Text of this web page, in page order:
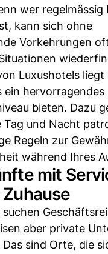
wer regelmässig
kann sich ohne
Vorkehrungen
Luxushotels liegt
ein hervorragendes
bieten. Dazu
Tag und Nacht
Regeln zur
während Ihres
mit
aber private
Das sind Orte, die